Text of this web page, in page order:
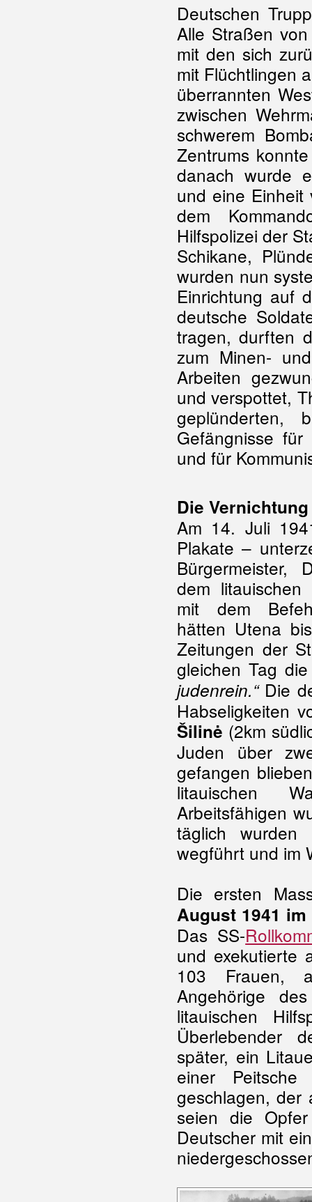
Deutschen
Alle Straßen
mit den sich
mit Flüchtlingen
überrannten
zwischen
schwerem
Zentrums
danach wurde
und eine Einheit
dem
Hilfspolizei der
Schikane,
wurden nun
Einrichtung auf
deutsche
tragen, durften
zum Minen-
Arbeiten
und verspottet,
geplünderten,
Gefängnisse
und für
Die Vernichtung
Am 14. Juli
Plakate –
Bürgermeister,
dem litauischen
mit dem
hätten Utena
Zeitungen der
gleichen Tag
judenrein.“Die
Habseligkeiten
Šilinė (2km
Juden über
gefangen
litauischen
Arbeitsfähigen
täglich wurden
wegführt und im
Die ersten
August 1941 im
Das SS-
und exekutierte
103 Frauen,
Angehörige
litauischen
Überlebender
später, ein
einer
geschlagen, der
seien die
Deutscher mit